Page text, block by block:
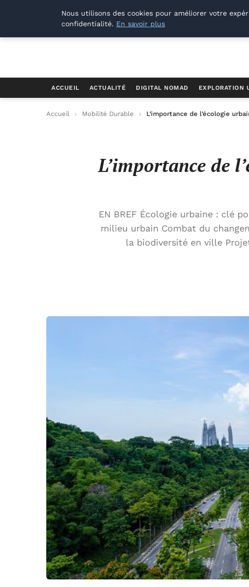
Offways.fr
ACCUEIL ACTUALITÉ DIGITAL NOMAD EXPLORATION
Accueil Mobilité Durable L’importance de l’écologie
L’importance de
EN BREF Écologie urbaine : clé
milieu urbain Combat du
la biodiversité en ville
Nous utilisons des cookies pour améliorer votre
confidentialité. En savoir plus